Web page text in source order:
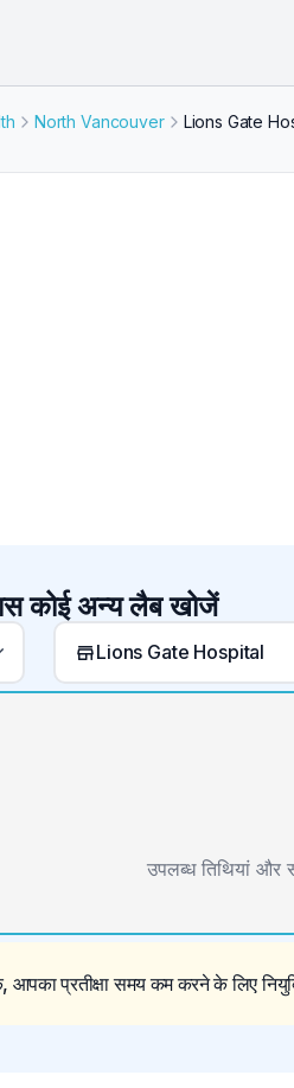
North Vancouver Lions Gate
कोई अन्य लैब खोजें
Lions Gate Hospital
उपलब्ध तिथियां
आपका प्रतीक्षा समय कम करने के लिए